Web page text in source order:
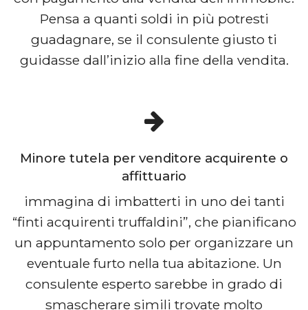
Pensa a quanti soldi in più potresti
guadagnare, se il consulente giusto ti
guidasse dall’inizio alla fine della vendita.
Minore tutela per venditore acquirente o
affittuario
immagina di imbatterti in uno dei tanti
“finti acquirenti truffaldini”, che pianificano
un appuntamento solo per organizzare un
eventuale furto nella tua abitazione. Un
consulente esperto sarebbe in grado di
smascherare simili trovate molto